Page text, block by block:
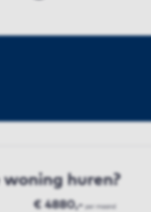
huren?
€ 4880,- per maand